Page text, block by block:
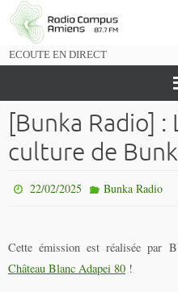
Passer
vers
ECOUTE EN DIRECT
[Bunka Radio]
culture de
22/02/2025 Bunka Radio
Cette émission est réalisée par
Château Blanc Adapei 80 !